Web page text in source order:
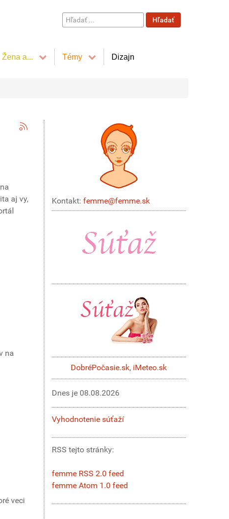
Hľadať
...
Hľadať
Žena a... Témy Dizajn
aj vy,
na
veci
Kontakt: femme@femme.sk
DobréPočasie.sk, iMeteo.sk
Dnes je 08.08.2026
Vyhodnotenie súťaží
RSS tejto stránky:
femme RSS 2.0 feed
femme Atom 1.0 feed